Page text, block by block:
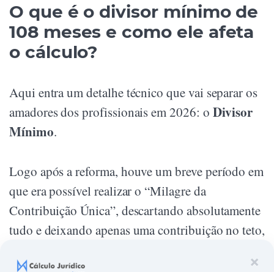
×
O que é o divisor mínimo de
108 meses e como ele afeta
o cálculo?
Aqui entra um detalhe técnico que vai separar os
amadores dos profissionais em 2026: o Divisor
Mínimo.
Logo após a reforma, houve um breve período em
que era possível realizar o “Milagre da
Contribuição Única”, descartando absolutamente
tudo e deixando apenas uma contribuição no teto,